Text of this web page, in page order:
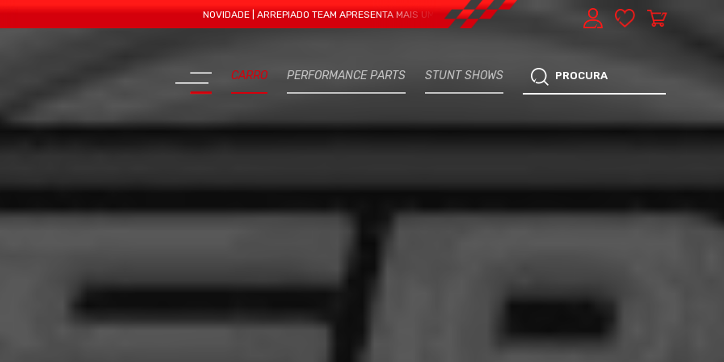
NOVIDADE | ARREPIADO TEAM APRESENTA MAIS UMA VERTENTE - EXPRESS CAR SERVICE, MANUTENÇÃO DO TEU CARRO -
CARRO PERFORMANCE PARTS STUNT SHOWS